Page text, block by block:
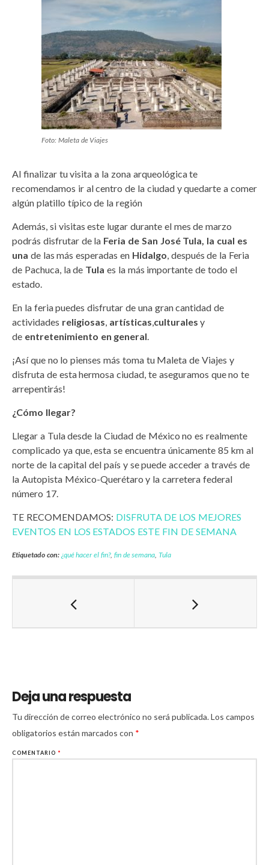
Foto: Maleta de Viajes
Al finalizar tu visita a la zona arqueológica te
recomendamos ir al centro de la ciudad y quedarte a comer
algún platillo típico de la región
Además, si visitas este lugar durante el mes de marzo
podrás disfrutar de la Feria de San José Tula, la cual es
una de las más esperadas en Hidalgo, después de la Feria
de Pachuca, la de Tulaes la más importante de todo el
estado.
En la feria puedes disfrutar de una gran cantidad de
actividades religiosas, artísticas,culturales y
de entretenimiento en general.
¡Así que no lo pienses más toma tu Maleta de Viajes y
disfruta de esta hermosa ciudad, te aseguramos que no te
arrepentirás!
¿Cómo llegar?
Llegar a Tula desde la Ciudad de México no es realmente
complicado ya que, esta se encuentra únicamente 85 km al
norte de la capital del país y se puede acceder a través de
la Autopista México-Querétaro y la carretera federal
número 17.
TE RECOMENDAMOS: DISFRUTA DE LOS MEJORES
EVENTOS EN LOS ESTADOS ESTE FIN DE SEMANA
Etiquetado con: ¿qué hacer el fin?, fin de semana,Tula
Deja una respuesta
Tu dirección de correo electrónico no será publicada.Los campos
obligatorios están marcados con *
COMENTARIO *